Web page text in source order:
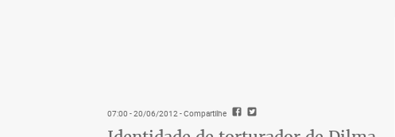
07:00 - 20/06/2012- Compartilhe